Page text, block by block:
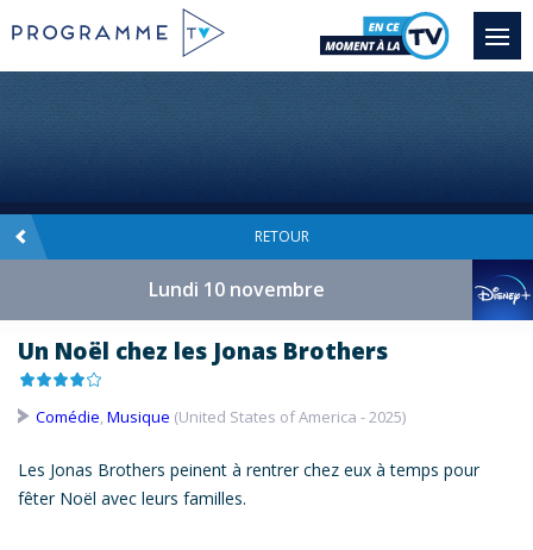
RETOUR
Lundi 10 novembre
Un Noël chez les Jonas Brothers
Comédie,Musique (United States of America - 2025)
Les Jonas Brothers peinent à rentrer chez eux à temps pour
fêter Noël avec leurs familles.